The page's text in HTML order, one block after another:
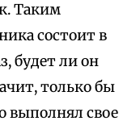
Таким
состоит в
будет ли он
только бы
выполнял свое